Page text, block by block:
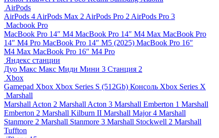
AirPods
AirPods 4 AirPods Max 2 AirPods Pro 2 AirPods Pro 3
Macbook Pro
MacBook Pro 14″ M4 MacBook Pro 14″ M4 Max MacBook Pro
14″ M4 Pro MacBook Pro 14″ M5 (2025) MacBook Pro 16″
M4 Max MacBook Pro 16″ M4 Pro
Яндекс станции
Дуо Макс Макс Миди Мини 3 Станция 2
Xbox
Gamepad Xbox Xbox Series S (512Gb) Консоль Xbox Series X
Marshall
Marshall Acton 2 Marshall Acton 3 Marshall Emberton 1 Marshall
Emberton 2 Marshall Kilburn II Marshall Major 4 Marshall
Stanmore 2 Marshall Stanmore 3 Marshall Stockwell 2 Marshall
Tuffton